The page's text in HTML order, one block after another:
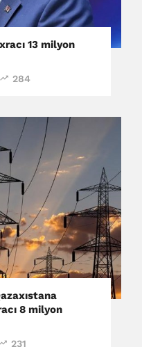
13 milyon
284
8 milyon
231